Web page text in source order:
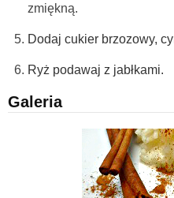
zmiękną.
Dodaj cukier brzozowy,
Ryż podawaj z jabłkami.
Galeria